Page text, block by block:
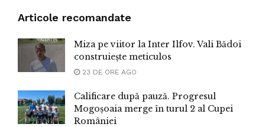
Articole recomandate
Miza pe viitor la Inter Ilfov. Vali Bădoi
construiește meticulos
23 DE ORE AGO
Calificare după pauză. Progresul
Mogoșoaia merge în turul 2 al Cupei
României